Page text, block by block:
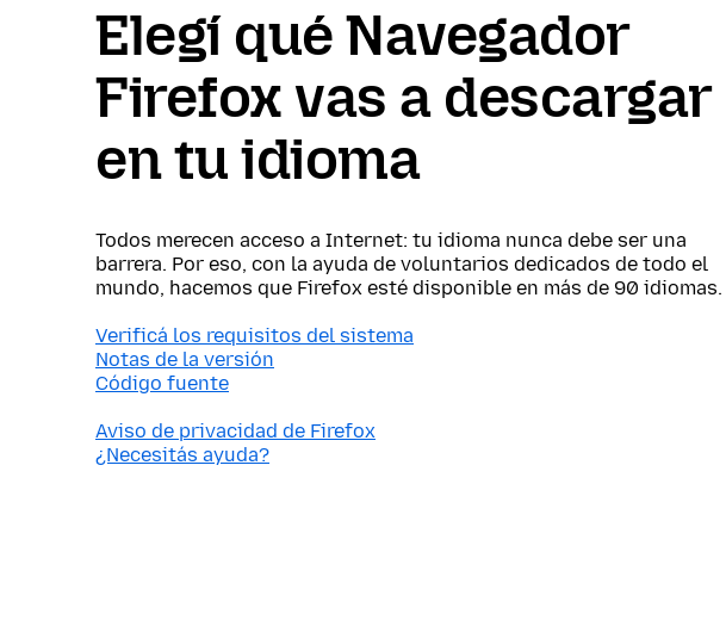
Elegí qué Navegador
Firefox vas a descargar
en tu idioma
Todos merecen acceso a Internet: tu idioma nunca debe ser una
barrera. Por eso, con la ayuda de voluntarios dedicados de todo el
mundo, hacemos que Firefox esté disponible en más de 90 idiomas.
Verificá los requisitos del sistema
Notas de la versión
Código fuente
Aviso de privacidad de Firefox
¿Necesitás ayuda?